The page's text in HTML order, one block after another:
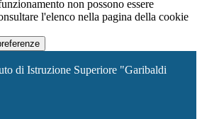
non possono essere
l'elenco nella pagina della cookie
di Istruzione Superiore "Garibaldi